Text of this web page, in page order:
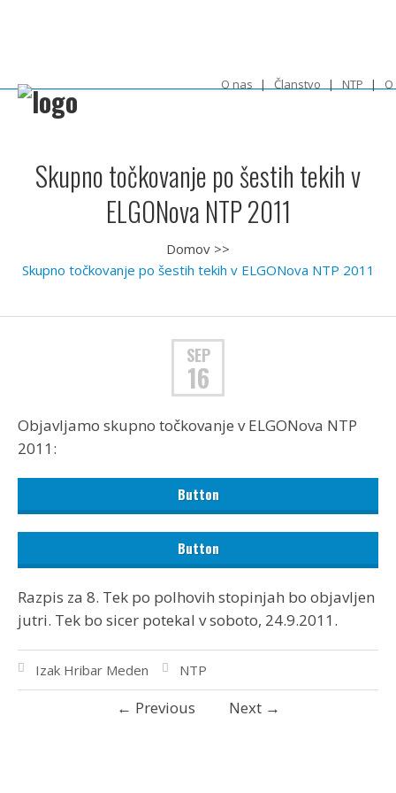
O nas Članstvo NTP O
Skupno točkovanje po šestih tekih v
ELGONova NTP 2011
Domov >>
Skupno točkovanje po šestih tekih v ELGONova NTP 2011
SEP
16
Objavljamo skupno točkovanje v ELGONova NTP
2011:
Button
Button
Razpis za 8. Tek po polhovih stopinjah bo objavljen
jutri. Tek bo sicer potekal v soboto, 24.9.2011.
Izak Hribar Meden NTP
← Previous Next →